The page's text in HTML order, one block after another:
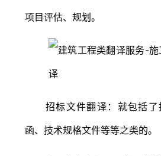
项目评估、规划。
招标文件翻译：就包括了
函、技术规格文件等等之类的。